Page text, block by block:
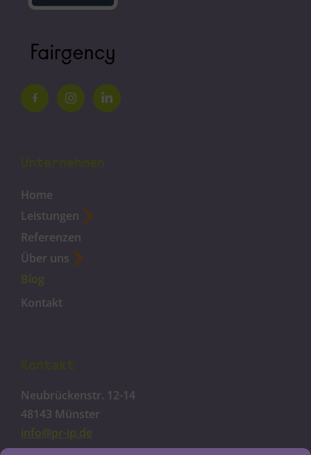
Unternehmen
Home
Leistungen
Referenzen
Über uns
Blog
Kontakt
Kontakt
Neubrückenstr. 12-14
48143 Münster
info@pr-ip.de